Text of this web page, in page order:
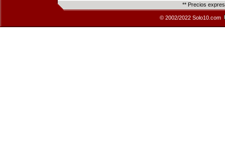
** Precios
© 2002/2022 Solo10.com